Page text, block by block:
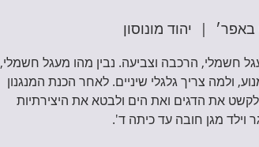
  |
יהוד מונוסון
חשמלי, הרכבה וצביעה. נבין מהו מעגל חשמלי,
ולמה צריך גלגלי שיניים. לאחר הכנת המנגנון
את הדגים ואת הים ולבטא את היצירתיות
וילד מגן חובה עד כיתה ד'.